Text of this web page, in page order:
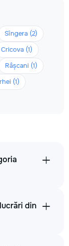
Sîngera (2)
Cricova (1)
Râșcani (1)
(1)
din